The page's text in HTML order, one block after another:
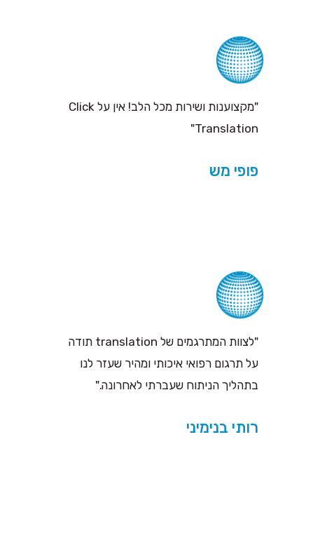
"מקצוענות ושירות מכל הלב! אין על Click
Translation"
פופי מש
"לצוות המתרגמים של translation תודה
על תרגום רפואי איכותי ומהיר שעזר לנו
בתהליך הניתוח שעברתי לאחרונה."
רותי בנימיני